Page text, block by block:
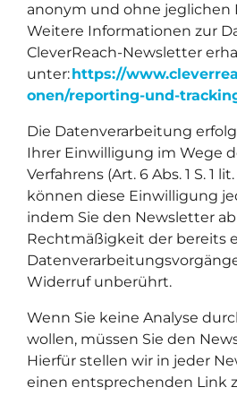
anonym und ohne jeglichen
Weitere Informationen zur
CleverReach-Newsletter
unter:https://
onen/reporting-und-
Die Datenverarbeitung
Ihrer Einwilligung im Wege
Verfahrens (Art. 6 Abs. 1 S. 1
können diese Einwilligung
indem Sie den Newsletter
Rechtmäßigkeit der bereits
Widerruf unberührt.
Wenn Sie keine Analyse
wollen, müssen Sie den
Hierfür stellen wir in jeder
einen entsprechenden Link